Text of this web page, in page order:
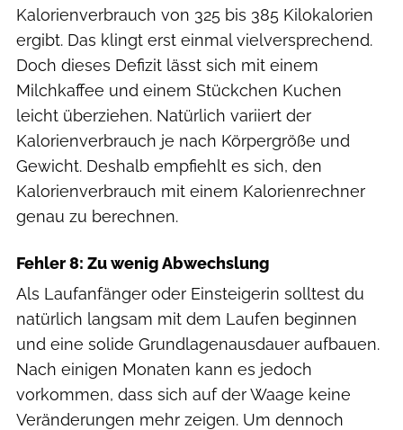
Kalorienverbrauch von 325 bis 385 Kilokalorien
ergibt. Das klingt erst einmal vielversprechend.
Doch dieses Defizit lässt sich mit einem
Milchkaffee und einem Stückchen Kuchen
leicht überziehen. Natürlich variiert der
Kalorienverbrauch je nach Körpergröße und
Gewicht. Deshalb empfiehlt es sich, den
Kalorienverbrauch mit einem Kalorienrechner
genau zu berechnen.
Fehler 8: Zu wenig Abwechslung
Als Laufanfänger oder Einsteigerin solltest du
natürlich langsam mit dem Laufen beginnen
und eine solide Grundlagenausdauer aufbauen.
Nach einigen Monaten kann es jedoch
vorkommen, dass sich auf der Waage keine
Veränderungen mehr zeigen. Um dennoch